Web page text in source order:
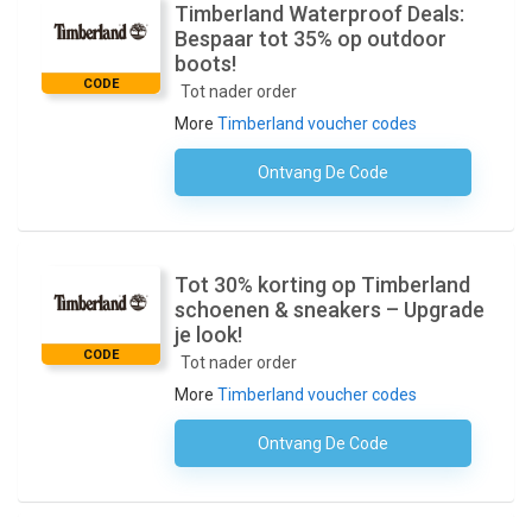
CODE
Timberland Waterproof Deals:
Bespaar tot 35% op outdoor
boots!
Tot nader order
More Timberland voucher codes
Ontvang De CodeGeen Code Nodig
CODE
Tot 30% korting op Timberland
schoenen & sneakers – Upgrade
je look!
Tot nader order
More Timberland voucher codes
Ontvang De CodeGeen Code Nodig